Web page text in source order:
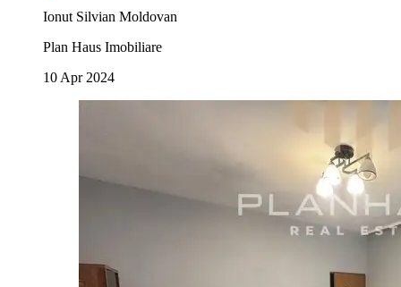
Ionut Silvian Moldovan
Plan Haus Imobiliare
10 Apr 2024